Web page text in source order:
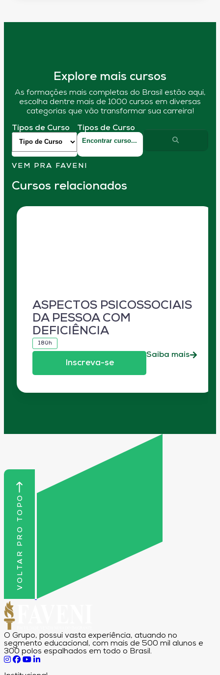
Explore mais cursos
As formações mais completas do Brasil estão aqui,
escolha dentre mais de 1000 cursos em diversas
categorias que vão transformar sua carreira!
Tipos de Curso Tipos de Curso
VEM PRA FAVENI
Cursos relacionados
ASPECTOS PSICOSSOCIAIS
DA PESSOA COM
DEFICIÊNCIA
180h
Inscreva-se
Saiba mais
VOLTAR PRO TOPO
O Grupo, possui vasta experiência, atuando no
segmento educacional, com mais de 500 mil alunos e
300 polos espalhados em todo o Brasil.